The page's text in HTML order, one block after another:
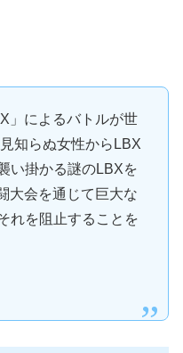
」によるバトルが世
知らぬ女性からLBX
い掛かる謎のLBXを
大会を通じて巨大な
れを阻止することを